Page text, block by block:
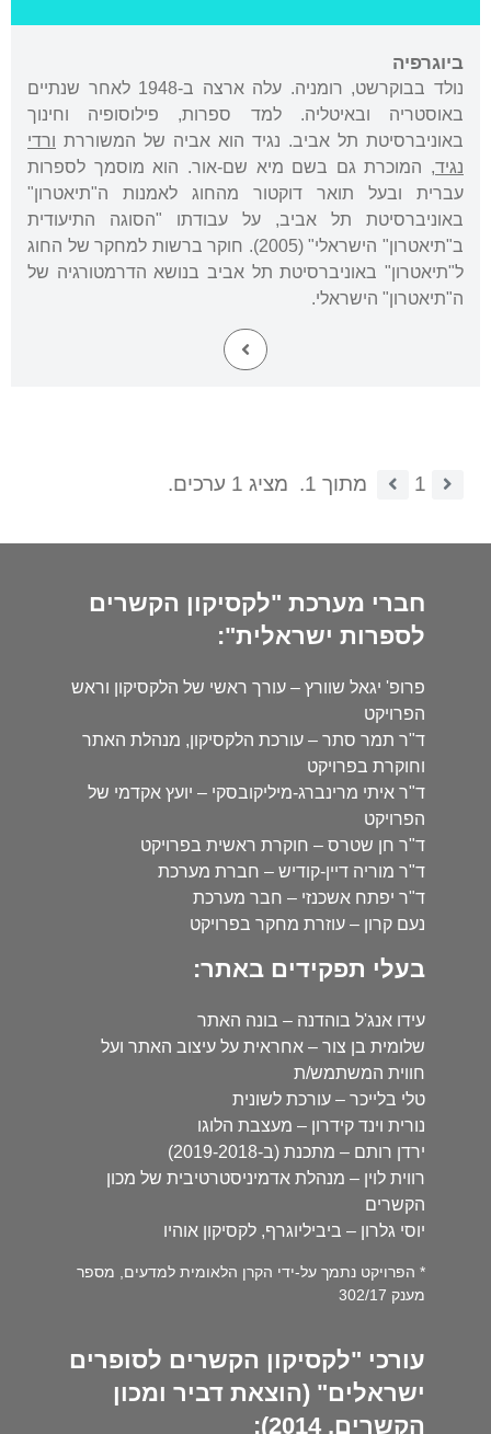
ביוגרפיה
נולד בבוקרשט, רומניה. עלה ארצה ב-1948 לאחר שנתיים
באוסטריה ובאיטליה. למד ספרות, פילוסופיה וחינוך
באוניברסיטת תל אביב. נגיד הוא אביה של המשוררת ורדי
נגיד, המוכרת גם בשם מיא שם-אור. הוא מוסמך לספרות
עברית ובעל תואר דוקטור מהחוג לאמנות ה"תיאטרון"
באוניברסיטת תל אביב, על עבודתו "הסוגה התיעודית
ב"תיאטרון" הישראלי" (2005). חוקר ברשות למחקר של החוג
ל"תיאטרון" באוניברסיטת תל אביב בנושא הדרמטורגיה של
ה"תיאטרון" הישראלי.
1 מתוך 1. מציג 1 ערכים.
חברי מערכת "לקסיקון הקשרים
לספרות ישראלית":
פרופ' יגאל שוורץ – עורך ראשי של הלקסיקון וראש
הפרויקט
ד"ר תמר סתר – עורכת הלקסיקון, מנהלת האתר
וחוקרת בפרויקט
ד"ר איתי מרינברג-מיליקובסקי – יועץ אקדמי של
הפרויקט
ד"ר חן שטרס – חוקרת ראשית בפרויקט
ד"ר מוריה דיין-קודיש – חברת מערכת
ד"ר יפתח אשכנזי – חבר מערכת
נעם קרון – עוזרת מחקר בפרויקט
בעלי תפקידים באתר:
עידו אנג'ל בוהדנה – בונה האתר
שלומית בן צור – אחראית על עיצוב האתר ועל
חווית המשתמש/ת
טלי בלייכר – עורכת לשונית
נורית וינד קידרון – מעצבת הלוגו
ירדן רותם – מתכנת (ב-2019-2018)
רווית לוין – מנהלת אדמיניסטרטיבית של מכון
הקשרים
יוסי גלרון – ביביליוגרף, לקסיקון אוהיו
* הפרויקט נתמך על-ידי הקרן הלאומית למדעים, מספר
מענק 302/17
עורכי "לקסיקון הקשרים לסופרים
ישראלים" (הוצאת דביר ומכון
הקשרים, 2014):